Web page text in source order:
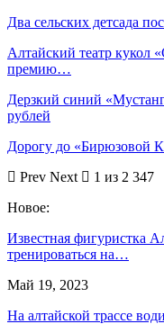
Два сельских детсада
Алтайский театр кукол
премию…
Дерзкий синий
рублей
Дорогу до «Бирюзовой
Prev Next
1 из 2 347
Новое:
Известная фигуристка
тренироваться на…
Май 19, 2023
На алтайской трассе